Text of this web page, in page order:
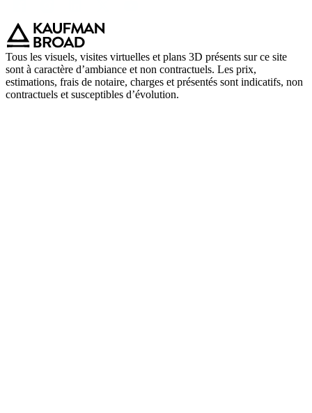
Tous les visuels, visites virtuelles et plans 3D présents sur ce site
sont à caractère d’ambiance et non contractuels. Les prix,
estimations, frais de notaire, charges et présentés sont indicatifs, non
contractuels et susceptibles d’évolution.